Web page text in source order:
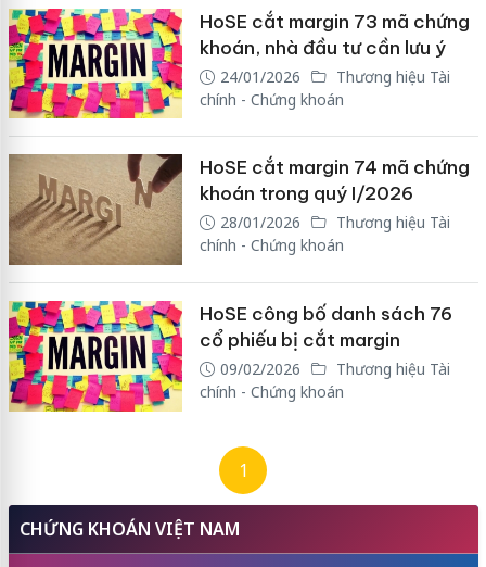
HoSE cắt margin 73 mã chứng
khoán, nhà đầu tư cần lưu ý
24/01/2026
Thương hiệu Tài
chính - Chứng khoán
HoSE cắt margin 74 mã chứng
khoán trong quý I/2026
28/01/2026
Thương hiệu Tài
chính - Chứng khoán
HoSE công bố danh sách 76
cổ phiếu bị cắt margin
09/02/2026
Thương hiệu Tài
chính - Chứng khoán
1
CHỨNG KHOÁN VIỆT NAM